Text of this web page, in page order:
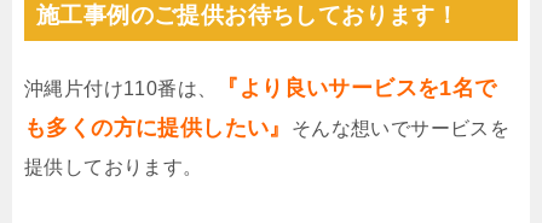
施工事例のご提供お待ちしております！
沖縄片付け110番は、
『より良いサービスを1名で
も多くの方に提供したい』
そんな想いでサービスを
提供しております。